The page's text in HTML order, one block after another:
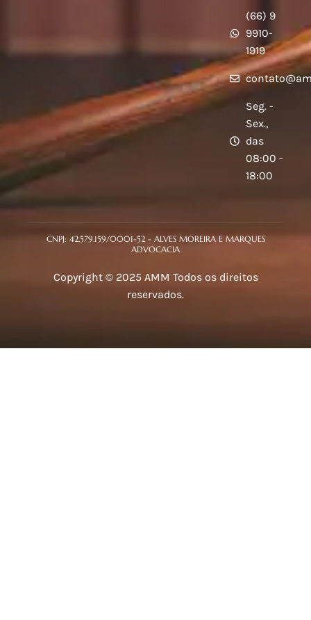
(66) 9
9910-
1919
Seg. -
Sex.,
das
08:00 -
18:00
CNPJ: 42.579.159/0001-52 - ALVES MOREIRA E MARQUES
ADVOCACIA
Copyright © 2025 AMM Todos os direitos
reservados.